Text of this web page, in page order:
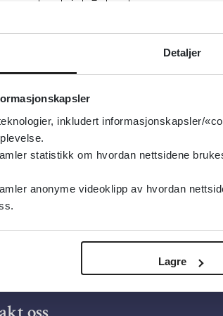
Detaljer
inkludert informasjonskapsler/
statistikk om hvordan nettsidene
anonyme videoklipp av hvordan
Lagre